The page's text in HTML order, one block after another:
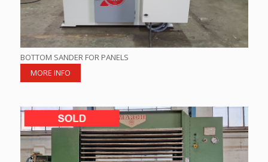
BOTTOM SANDER FOR PANELS
MORE INFO